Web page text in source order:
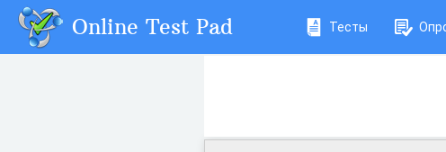
Online Test Pad Тесты